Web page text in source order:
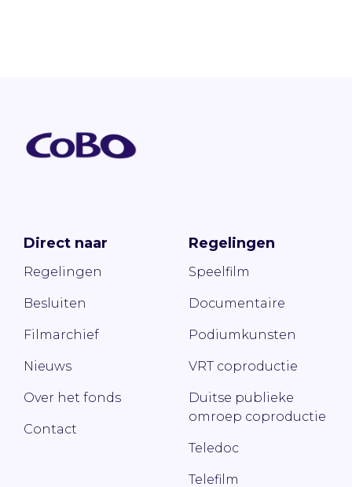
Direct naar
Regelingen
Besluiten
Filmarchief
Nieuws
Over het fonds
Contact
Regelingen
Speelfilm
Documentaire
Podiumkunsten
VRT coproductie
Duitse publieke
omroep coproductie
Teledoc
Telefilm